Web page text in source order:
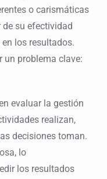
o carismáticas
de su efectividad
los resultados.
un problema clave:
evaluar la gestión
realizan,
decisiones toman.
lo
los resultados